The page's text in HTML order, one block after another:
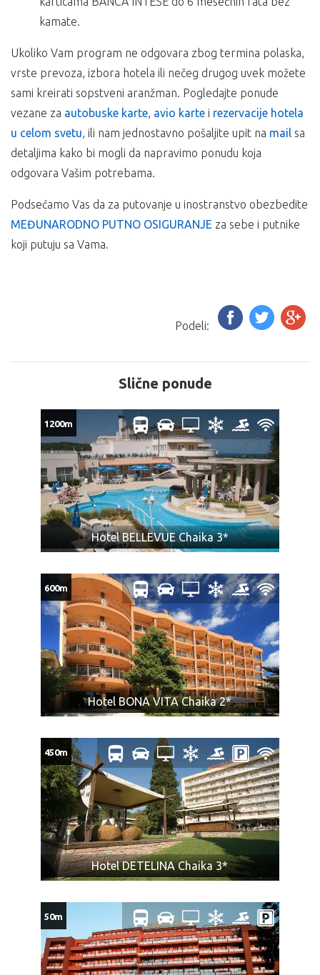
kamate.
Ukoliko Vam program ne odgovara zbog termina polaska,
vrste prevoza, izbora hotela ili nečeg drugog uvek možete
sami kreirati sopstveni aranžman. Pogledajte ponude
vezane za autobuske karte, avio karte i rezervacije hotela
u celom svetu, ili nam jednostavno pošaljite upit na mail sa
detaljima kako bi mogli da napravimo ponudu koja
odgovara Vašim potrebama.
Podsećamo Vas da za putovanje u inostranstvo obezbedite
MEĐUNARODNO PUTNO OSIGURANJE za sebe i putnike
koji putuju sa Vama.
Podeli:
Slične ponude
Hotel BELLEVUE Chaika 3*
1200m
Hotel BONA VITA Chaika 2*
600m
Hotel DETELINA Chaika 3*
450m
50m